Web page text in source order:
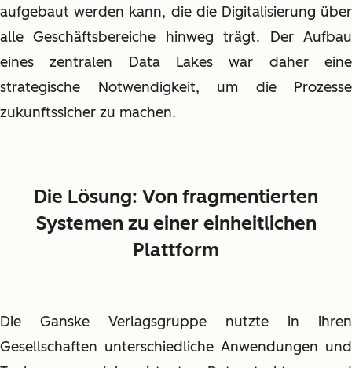
aufgebaut werden kann, die die Digitalisierung über
alle Geschäftsbereiche hinweg trägt. Der Aufbau
eines zentralen Data Lakes war daher eine
strategische Notwendigkeit, um die Prozesse
zukunftssicher zu machen.
Die Lösung: Von fragmentierten
Systemen zu einer einheitlichen
Plattform
Die Ganske Verlagsgruppe nutzte in ihren
Gesellschaften unterschiedliche Anwendungen und